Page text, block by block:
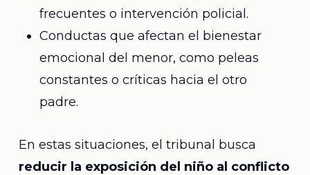
frecuentes o intervención policial.
Conductas que afectan el bienestar
emocional del menor, como peleas
constantes o críticas hacia el otro
padre.
En estas situaciones, el tribunal busca
reducir la exposición del niño al conflicto